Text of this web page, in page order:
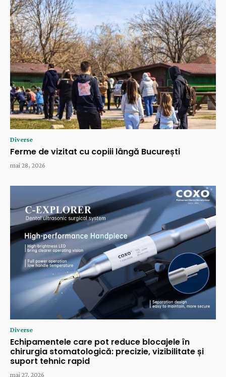
Diverse
Ferme de vizitat cu copiii lângă București
mai 28, 2026
Diverse
Echipamentele care pot reduce blocajele în
chirurgia stomatologică: precizie, vizibilitate și
suport tehnic rapid
mai 27, 2026